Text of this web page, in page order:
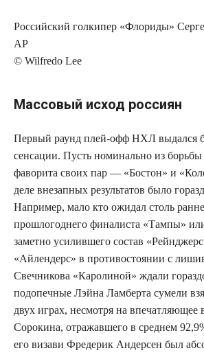
Российский голкипер «Флориды»
AP
© Wilfredo Lee
Массовый исход россиян
Первый раунд плей-офф НХЛ выдался
сенсации. Пусть номинально из
фаворита своих пар — «Бостон» и
деле внезапных результатов было
Например, мало кто ожидал столь
прошлогоднего финалиста «Тампы»
заметно усилившего состав
«Айлендерс» в противостоянии с
Свечникова «Каролиной» ждали
подопечные Лэйна Ламберта сумели
двух играх, несмотря на
Сорокина, отражавшего в среднем
его визави Фредерик Андерсен был